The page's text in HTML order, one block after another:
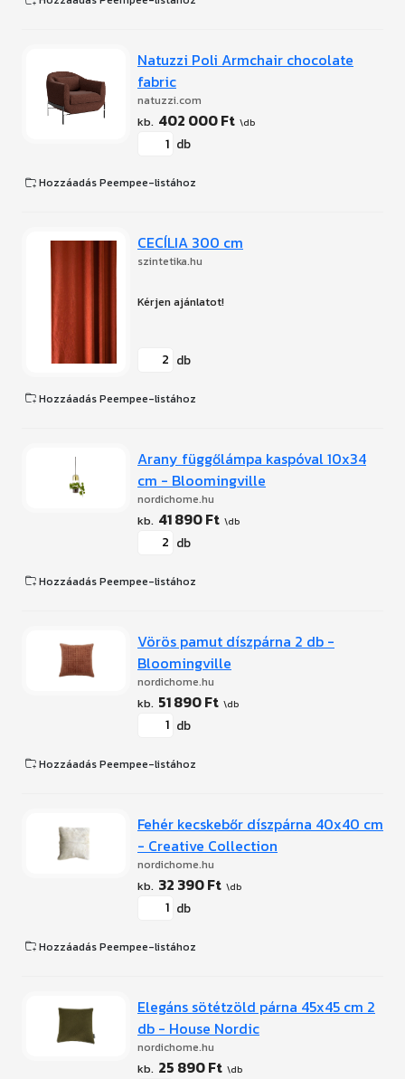
Natuzzi Poli Armchair chocolate
fabric
natuzzi.com
402 000 Ft
db
Hozzáadás Peempee-listához
CECÍLIA 300 cm
szintetika.hu
db
Hozzáadás Peempee-listához
Arany függőlámpa kaspóval 10x34
cm - Bloomingville
nordichome.hu
41 890 Ft
db
Hozzáadás Peempee-listához
Vörös pamut díszpárna 2 db -
Bloomingville
nordichome.hu
51 890 Ft
db
Hozzáadás Peempee-listához
Fehér kecskebőr díszpárna 40x40 cm
- Creative Collection
nordichome.hu
32 390 Ft
db
Hozzáadás Peempee-listához
Elegáns sötétzöld párna 45x45 cm 2
db - House Nordic
nordichome.hu
25 890 Ft